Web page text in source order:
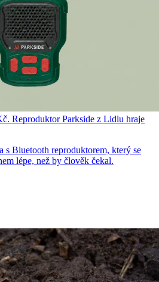
Reproduktor Parkside z Lidlu hraje
s Bluetooth reproduktorem, který se
lépe, než by člověk čekal.